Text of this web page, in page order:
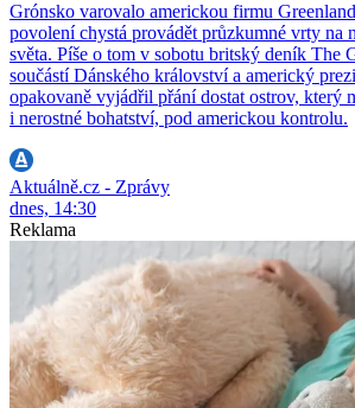
Grónsko varovalo americkou firmu
povolení chystá provádět průzkumné vrty na
světa. Píše o tom v sobotu britský deník The
součástí Dánského království a americký
opakovaně vyjádřil přání dostat ostrov, který
i nerostné bohatství, pod americkou kontrolu.
Aktuálně.cz - Zprávy
dnes, 14:30
Reklama